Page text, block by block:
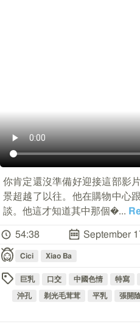
你肯定還沒準備好迎接這部影
景超越了以往。他在購物中心
談。他這才知道其中那個�...
54:38 September
Cici Xiao Ba
巨乳 口交 中國色情 特寫
沖孔 剃光毛茸茸 平乳 張開